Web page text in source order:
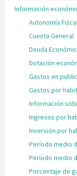
Información
Autonomía
Cuenta General
Deuda
Dotación
Gastos en
Gastos por
Información
Ingresos por
Inversión por
Período medio
Período medio
Porcentaje de